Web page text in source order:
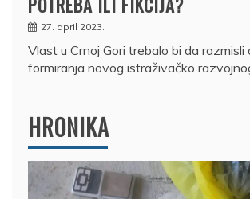
27. april 2023.
Vlast u Crnoj Gori trebalo bi da razmisli
formiranja novog istraživačko
HRONIKA